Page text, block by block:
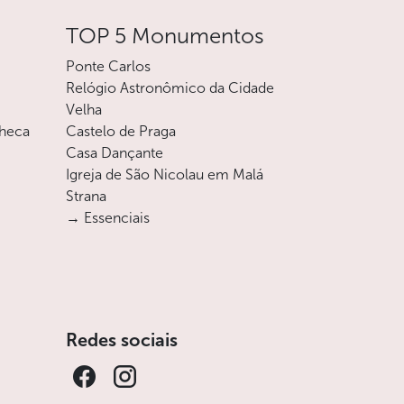
TOP 5 Monumentos
Ponte Carlos
Relógio Astronômico da Cidade
Velha
Castelo de Praga
Casa Dançante
Igreja de São Nicolau em Malá
Strana
→ Essenciais
Redes sociais